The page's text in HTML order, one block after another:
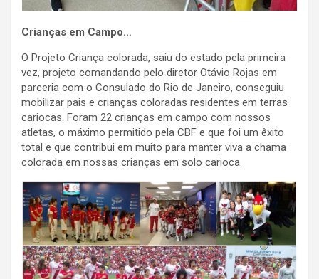
Crianças em Campo…
O Projeto Criança colorada, saiu do estado pela primeira
vez, projeto comandando pelo diretor Otávio Rojas em
parceria com o Consulado do Rio de Janeiro, conseguiu
mobilizar pais e crianças coloradas residentes em terras
cariocas. Foram 22 crianças em campo com nossos
atletas, o máximo permitido pela CBF e que foi um êxito
total e que contribui em muito para manter viva a chama
colorada em nossas crianças em solo carioca.